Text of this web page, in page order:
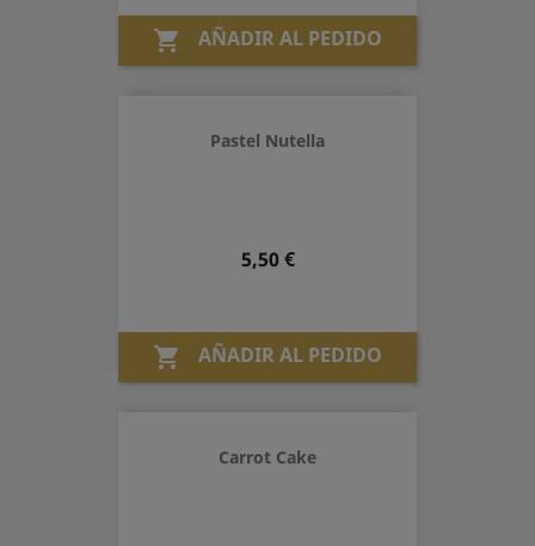
 AÑADIR AL PEDIDO
Pastel Nutella
Precio
5,50 €
 AÑADIR AL PEDIDO
Carrot Cake